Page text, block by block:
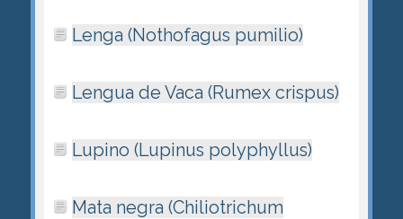
Lenga (Nothofagus pumilio)
Lengua de Vaca (Rumex crispus)
Lupino (Lupinus polyphyllus)
Mata negra (Chiliotrichum